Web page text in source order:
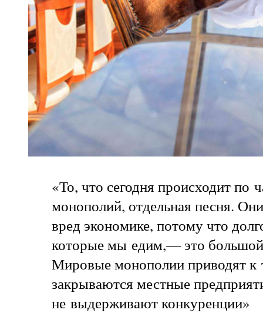
«То, что сегодня происходит по
монополий, отдельная песня.
вред экономике, потому что
которые мы едим,— это
Мировые монополии приводят к
закрываются местные
не выдерживают конкуренции»